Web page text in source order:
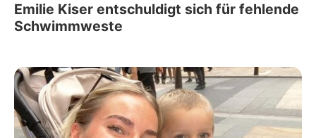
Emilie Kiser entschuldigt sich für fehlende
Schwimmweste